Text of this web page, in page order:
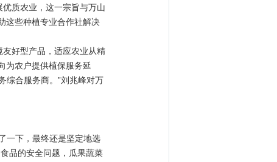
质农业，这一宗旨与万山
这些种植专业合作社解决
好型产品，适应农业从精
为农户提供植保服务延
综合服务商。”刘兆峰对万
一下，最终还是坚定地选
品的安全问题，瓜果蔬菜